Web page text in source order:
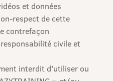
et données
respect de cette
contrefaçon
civile et
interdit d’utiliser ou